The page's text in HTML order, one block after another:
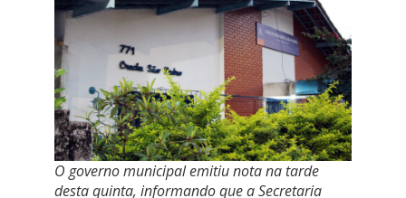
O governo municipal emitiu nota na tarde
desta quinta, informando que a Secretaria